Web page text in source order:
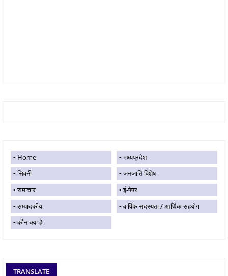
Home
मध्यप्रदेश
सिवनी
जनजाति विशेष
समाचार
ई-पेपर
सम्पादकीय
वार्षिक सदस्यता / आर्थिक सहयोग
कौन-क्या है
TRANSLATE